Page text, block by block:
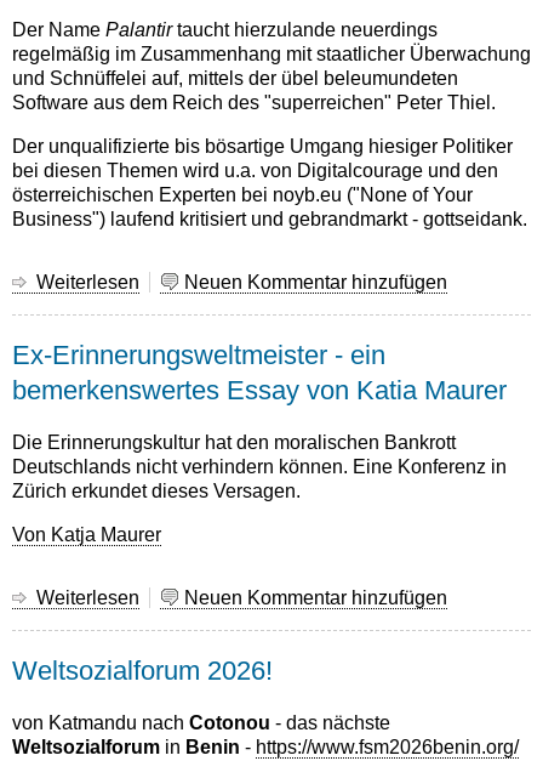
Der Name Palantirtaucht hierzulande neuerdings
regelmäßig im Zusammenhang mit staatlicher Überwachung
und Schnüffelei auf, mittels der übel beleumundeten
Software aus dem Reich des "superreichen" Peter Thiel.
Der unqualifizierte bis bösartige Umgang hiesiger Politiker
bei diesen Themen wird u.a. von Digitalcourage und den
österreichischen Experten bei noyb.eu ("None of Your
Business") laufend kritisiert und gebrandmarkt - gottseidank.
Weiterlesen über Neuen Kommentar hinzufügen
Ex-Erinnerungsweltmeister - ein
bemerkenswertes Essay von Katia Maurer
Die Erinnerungskultur hat den moralischen Bankrott
Deutschlands nicht verhindern können. Eine Konferenz in
Zürich erkundet dieses Versagen.
Von Katja Maurer
Weiterlesen über
-
bemerkenswertes
Essay
Neuen Kommentar hinzufügen
Weltsozialforum 2026!
von Katmandu nach Cotonou - das nächste
Weltsozialforum in Benin - https://www.fsm2026benin.org/